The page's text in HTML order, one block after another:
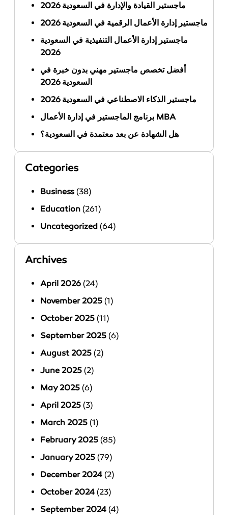
ماجستير القيادة والإدارة في السعودية 2026
ماجستير إدارة الأعمال الرقمية في السعودية 2026
ماجستير إدارة الأعمال التنفيذية في السعودية
2026
أفضل تخصص ماجستير مهني بدون خبرة في
السعودية 2026
ماجستير الذكاء الاصطناعي في السعودية 2026
برنامج الماجستير في إدارة الأعمال MBA
هل الشهادة عن بعد معتمدة في السعودية؟
Categories
Business (38)
Education (261)
Uncategorized (64)
Archives
April 2026 (24)
November 2025 (1)
October 2025 (11)
September 2025 (6)
August 2025 (2)
June 2025 (2)
May 2025 (6)
April 2025 (3)
March 2025 (1)
February 2025 (85)
January 2025 (79)
December 2024 (2)
October 2024 (23)
September 2024 (4)